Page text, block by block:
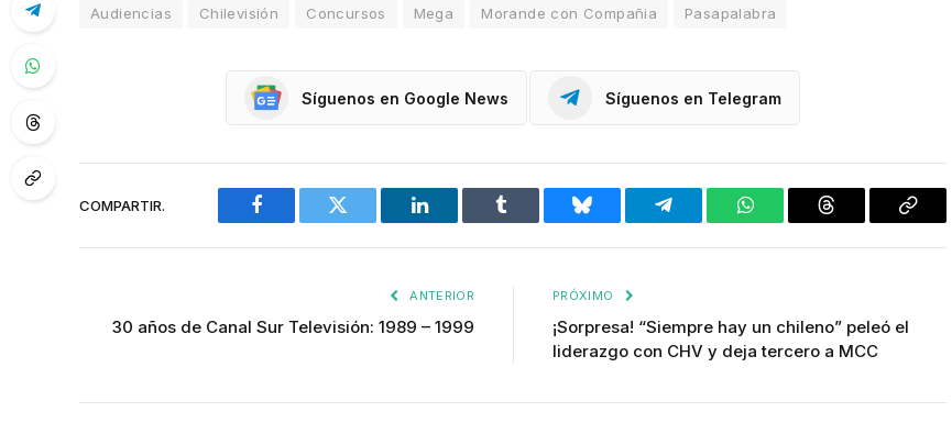
Audiencias Chilevisión Concursos Mega Morande con Compañia Pasapalabra
Síguenos en Google News Síguenos en Telegram
COMPARTIR.
Facebook Twitter LinkedIn Tumblr Bluesky Telegram WhatsAppThreads
Copiar
ANTERIOR
30 años de Canal Sur Televisión: 1989 – 1999
PRÓXIMO
¡Sorpresa! “Siempre hay un chileno” peleó el
liderazgo con CHV y deja tercero a MCC